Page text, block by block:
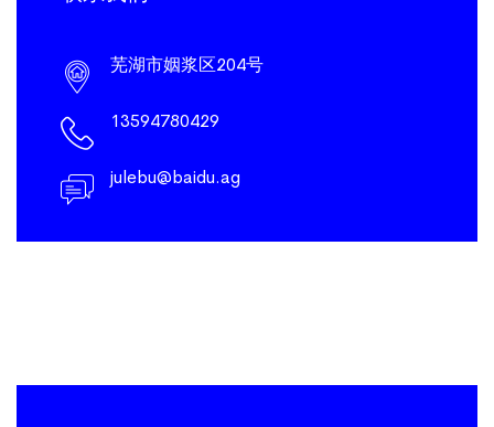
芜湖市姻浆区204号
13594780429
julebu@baidu.ag